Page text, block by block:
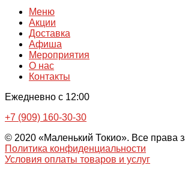
Меню
Акции
Доставка
Афиша
Мероприятия
О нас
Контакты
Ежедневно с 12:00
+7 (909) 160-30-30
© 2020 «Маленький Токио». Все права
Политика конфиденциальности
Условия оплаты товаров и услуг